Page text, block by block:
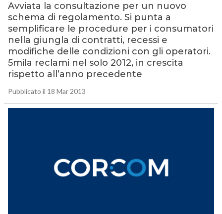
Avviata la consultazione per un nuovo
schema di regolamento. Si punta a
semplificare le procedure per i consumatori
nella giungla di contratti, recessi e
modifiche delle condizioni con gli operatori.
5mila reclami nel solo 2012, in crescita
rispetto all’anno precedente
Pubblicato il 18 Mar 2013